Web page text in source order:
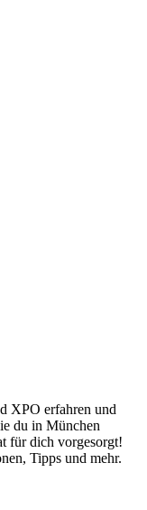
XPO erfahren und
du in München
für dich vorgesorgt!
Tipps und mehr.